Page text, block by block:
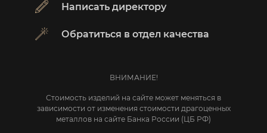
Написать директору
Обратиться в отдел качества
ВНИМАНИЕ!
Стоимость изделий на сайте может меняться в
зависимости от изменения стоимости драгоценных
металлов на сайте Банка России (ЦБ РФ)